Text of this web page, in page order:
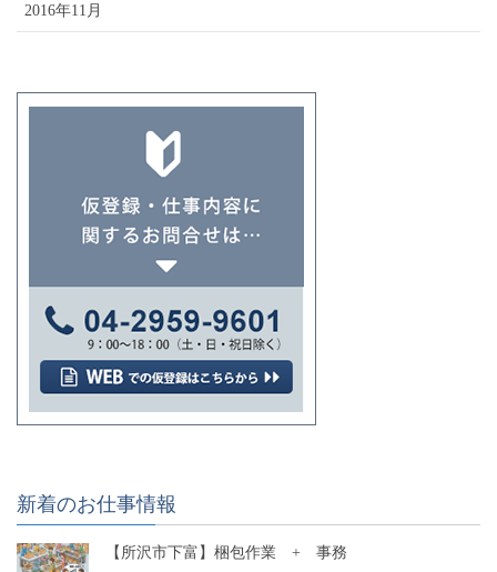
2016年11月
新着のお仕事情報
【所沢市下富】梱包作業 + 事務